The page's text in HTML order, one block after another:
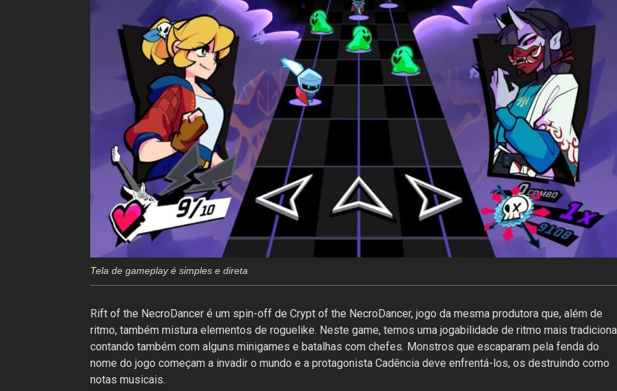
Tela de gameplay é simples e direta
Rift of the NecroDancer é um spin-off de Crypt of the NecroDancer, jogo da mesma produtora que, além de
ritmo, também mistura elementos de roguelike. Neste game, temos uma jogabilidade de ritmo mais
contando também com alguns minigames e batalhas com chefes. Monstros que escaparam pela fenda do
nome do jogo começam a invadir o mundo e a protagonista Cadência deve enfrentá-los, os destruindo como
notas musicais.